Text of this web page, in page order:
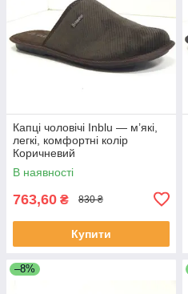
Капці чоловічі Inblu — м’які,
легкі, комфортні колір
Коричневий
В наявності
763,60 ₴ 830 ₴
Купити
–8%